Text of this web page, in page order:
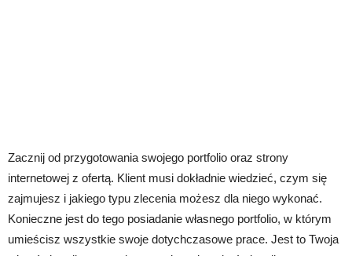
Zacznij od przygotowania swojego portfolio oraz strony
internetowej z ofertą. Klient musi dokładnie wiedzieć, czym się
zajmujesz i jakiego typu zlecenia możesz dla niego wykonać.
Konieczne jest do tego posiadanie własnego portfolio, w którym
umieścisz wszystkie swoje dotychczasowe prace. Jest to Twoja